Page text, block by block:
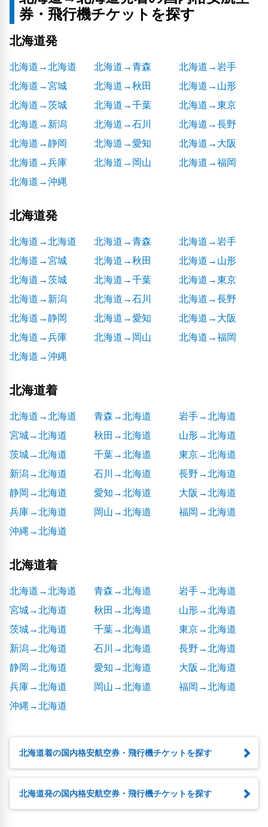
券・飛行機チケットを探す
北海道発
北海道→北海道 北海道→青森
北海道→岩手
北海道→宮城
北海道→秋田
北海道→山形
北海道→茨城
北海道→千葉
北海道→東京
北海道→新潟
北海道→石川
北海道→長野
北海道→静岡
北海道→愛知
北海道→大阪
北海道→兵庫
北海道→岡山
北海道→福岡
北海道→沖縄
北海道発
北海道→北海道 北海道→青森
北海道→岩手
北海道→宮城
北海道→秋田
北海道→山形
北海道→茨城
北海道→千葉
北海道→東京
北海道→新潟
北海道→石川
北海道→長野
北海道→静岡
北海道→愛知
北海道→大阪
北海道→兵庫
北海道→岡山
北海道→福岡
北海道→沖縄
北海道着
北海道→北海道 青森→北海道
岩手→北海道
宮城→北海道
秋田→北海道
山形→北海道
茨城→北海道
千葉→北海道
東京→北海道
新潟→北海道
石川→北海道
長野→北海道
静岡→北海道
愛知→北海道
大阪→北海道
兵庫→北海道
岡山→北海道
福岡→北海道
沖縄→北海道
北海道着
北海道→北海道 青森→北海道
岩手→北海道
宮城→北海道
秋田→北海道
山形→北海道
茨城→北海道
千葉→北海道
東京→北海道
新潟→北海道
石川→北海道
長野→北海道
静岡→北海道
愛知→北海道
大阪→北海道
兵庫→北海道
岡山→北海道
福岡→北海道
沖縄→北海道
北海道着の国内格安航空券・飛行機チケットを探す
北海道発の国内格安航空券・飛行機チケットを探す